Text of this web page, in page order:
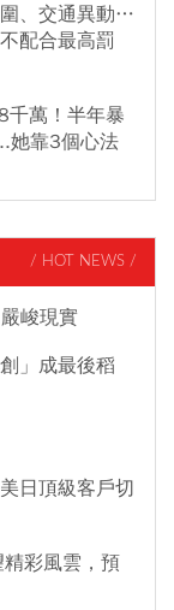
、交通異動…
配合最高罰
千萬！半年暴
她靠3個心法
/ HOT NEWS /
峻現實
」成最後稻
日頂級客戶切
彩風雲，預